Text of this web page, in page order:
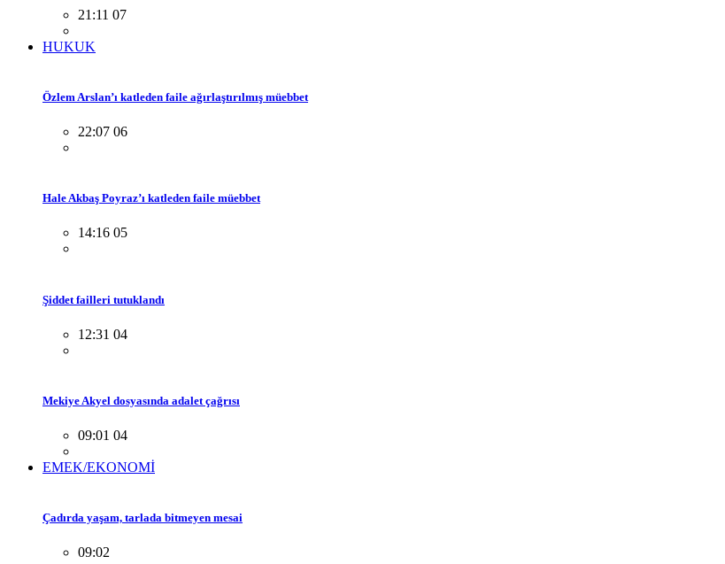
21:11 07
HUKUK
Özlem Arslan’ı katleden faile ağırlaştırılmış müebbet
22:07 06
Hale Akbaş Poyraz’ı katleden faile müebbet
14:16 05
Şiddet failleri tutuklandı
12:31 04
Mekiye Akyel dosyasında adalet çağrısı
09:01 04
EMEK/EKONOMİ
Çadırda yaşam, tarlada bitmeyen mesai
09:02